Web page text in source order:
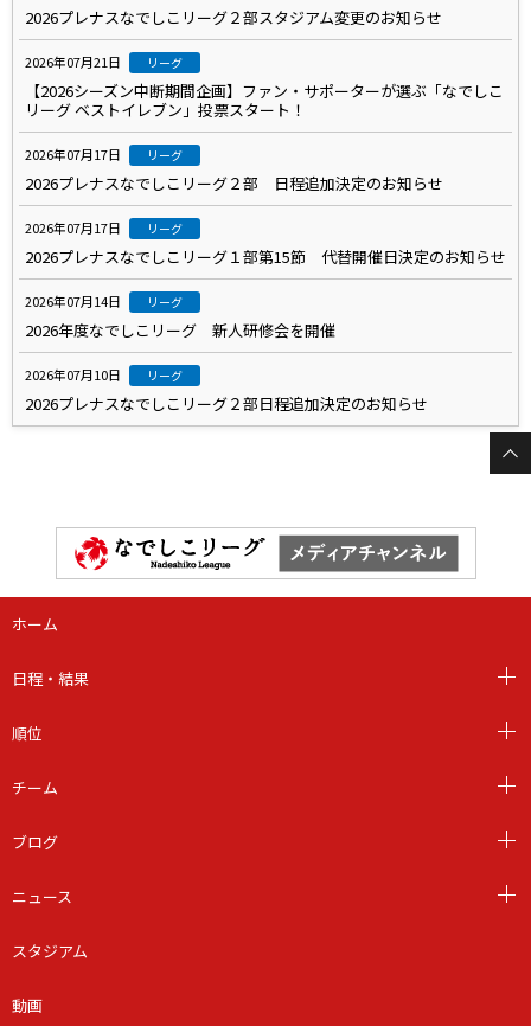
2026プレナスなでしこリーグ２部スタジアム変更のお知らせ
2026年07月21日 リーグ
【2026シーズン中断期間企画】ファン・サポーターが選ぶ「なでしこ
リーグ ベストイレブン」投票スタート！
2026年07月17日 リーグ
2026プレナスなでしこリーグ２部 日程追加決定のお知らせ
2026年07月17日 リーグ
2026プレナスなでしこリーグ１部第15節 代替開催日決定のお知らせ
2026年07月14日 リーグ
2026年度なでしこリーグ 新人研修会を開催
2026年07月10日 リーグ
2026プレナスなでしこリーグ２部日程追加決定のお知らせ
ホーム
日程・結果
順位
チーム
ブログ
ニュース
スタジアム
動画